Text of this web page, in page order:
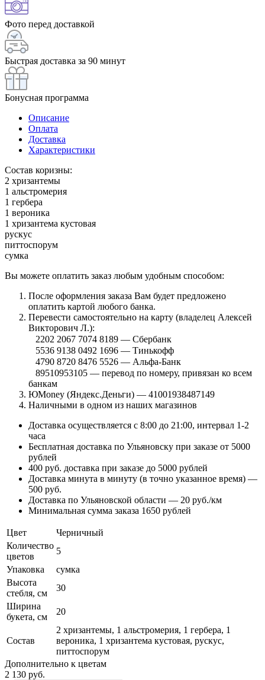
Фото перед доставкой
Быстрая доставка за 90 минут
Бонусная программа
Описание
Оплата
Доставка
Характеристики
Состав коризны:
2 хризантемы
1 альстромерия
1 гербера
1 вероника
1 хризантема кустовая
рускус
питтоспорум
сумка
Вы можете оплатить заказ любым удобным способом:
После оформления заказа Вам будет предложено
оплатить картой любого банка.
Перевести самостоятельно на карту (владелец Алексей
Викторович Л.):
⠀2202 2067 7074 8189 — Сбербанк
⠀5536 9138 0492 1696 — Тинькофф
⠀4790 8720 8476 5526 — Альфа-Банк
⠀89510953105 — перевод по номеру, привязан ко всем
банкам
ЮMoney (Яндекс.Деньги) — 41001938487149
Наличными в одном из наших магазинов
Доставка осуществляется с 8:00 до 21:00, интервал 1-2
часа
Бесплатная доставка по Ульяновску при заказе от 5000
рублей
400 руб. доставка при заказе до 5000 рублей
Доставка минута в минуту (в точно указанное время) —
500 руб.
Доставка по Ульяновской области — 20 руб./км
Минимальная сумма заказа 1650 рублей
Цвет
Черничный
Количество
цветов
5
Упаковка
сумка
Высота
стебля, см
30
Ширина
букета, см
20
Состав
2 хризантемы, 1 альстромерия, 1 гербера, 1
вероника, 1 хризантема кустовая, рускус,
питтоспорум
Дополнительно к цветам
2 130 руб.